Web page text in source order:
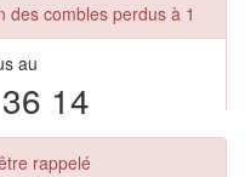
des combles perdus à 1
au
14
rappelé